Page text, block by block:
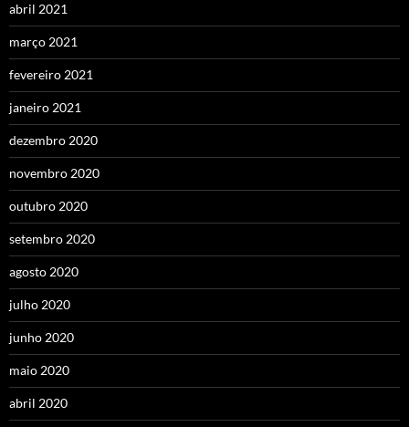
abril 2021
março 2021
fevereiro 2021
janeiro 2021
dezembro 2020
novembro 2020
outubro 2020
setembro 2020
agosto 2020
julho 2020
junho 2020
maio 2020
abril 2020